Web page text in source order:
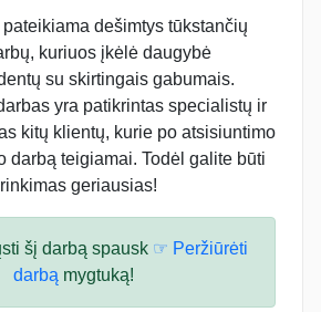
dešimtys tūkstančių
kuriuos įkėlė daugybė
su skirtingais gabumais.
yra patikrintas specialistų ir
kitų klientų, kurie po atsisiuntimo
darbą teigiamai. Todėl galite būti
geriausias!
šį darbą spausk ☞ Peržiūrėti
darbą mygtuką!